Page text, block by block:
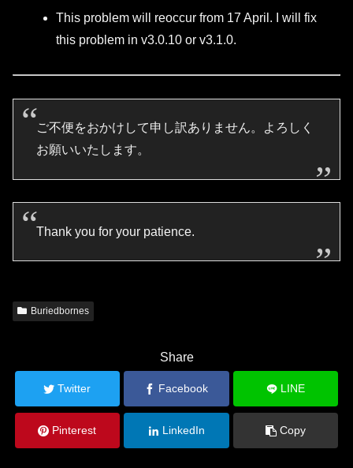
This problem will reoccur from 17 April. I will fix
this problem in v3.0.10 or v3.1.0.
ご不便をおかけして申し訳ありません。よろしく
お願いいたします。
Thank you for your patience.
Buriedbornes
Share
Twitter Facebook LINE
Pinterest LinkedIn Copy